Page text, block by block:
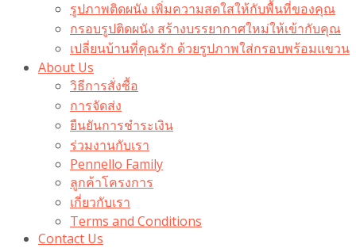
รูปภาพติดผนัง เพิ่มความสดใสให้กับพื้นที่ของคุณ
กรอบรูปติดผนัง สร้างบรรยากาศใหม่ให้เข้ากับคุณ
เปลี่ยนบ้านที่คุณรัก ด้วยรูปภาพใส่กรอบพร้อมแขวน​
About Us
วิธีการสั่งซื้อ
การจัดส่ง
ยืนยันการชำระเงิน
ร่วมงานกับเรา
Pennello Family
ลูกค้าโครงการ
เกี่ยวกับเรา
Terms and Conditions
Contact Us